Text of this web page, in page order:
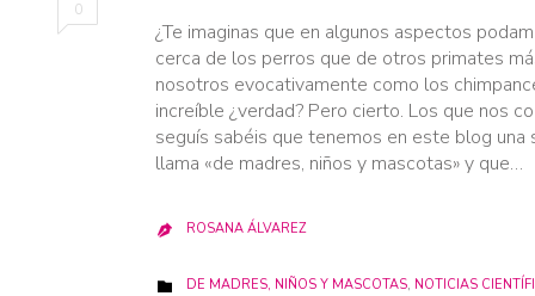
0
¿Te imaginas que en algunos aspectos
cerca de los perros que de otros primates
nosotros evocativamente como los
increíble ¿verdad? Pero cierto. Los que nos
seguís sabéis que tenemos en este blog una
llama «de madres, niños y mascotas» y que…
 ROSANA ÁLVAREZ
 CATEGORY
DE MADRES, NIÑOS Y MASCOTAS, NOTICIAS